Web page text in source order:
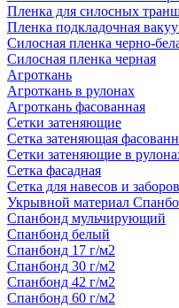
Пленка для силосных
Пленка подкладочная
Силосная пленка черно-
Силосная пленка черная
Агроткань
Агроткань в рулонах
Агроткань фасованная
Сетки затеняющие
Сетка затеняющая
Сетки затеняющие в
Сетка фасадная
Сетка для навесов и заборов
Укрывной материал
Спанбонд мульчирующий
Спанбонд белый
Спанбонд 17 г/м2
Спанбонд 30 г/м2
Спанбонд 42 г/м2
Спанбонд 60 г/м2